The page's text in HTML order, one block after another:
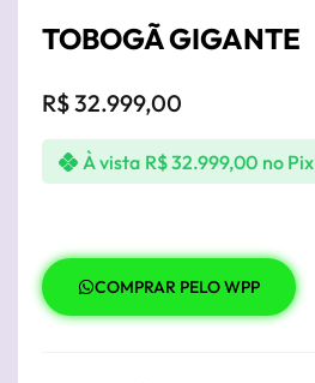
TOBOGÃ GIGANTE
R$32.999,00
À vista R$32.999,00 no Pix
COMPRAR PELO WPP